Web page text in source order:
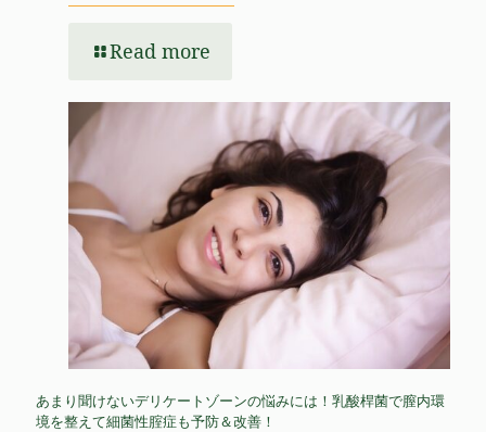
Read more
あまり聞けないデリケートゾーンの悩みには！乳酸桿菌で膣内環
境を整えて細菌性腟症も予防＆改善！